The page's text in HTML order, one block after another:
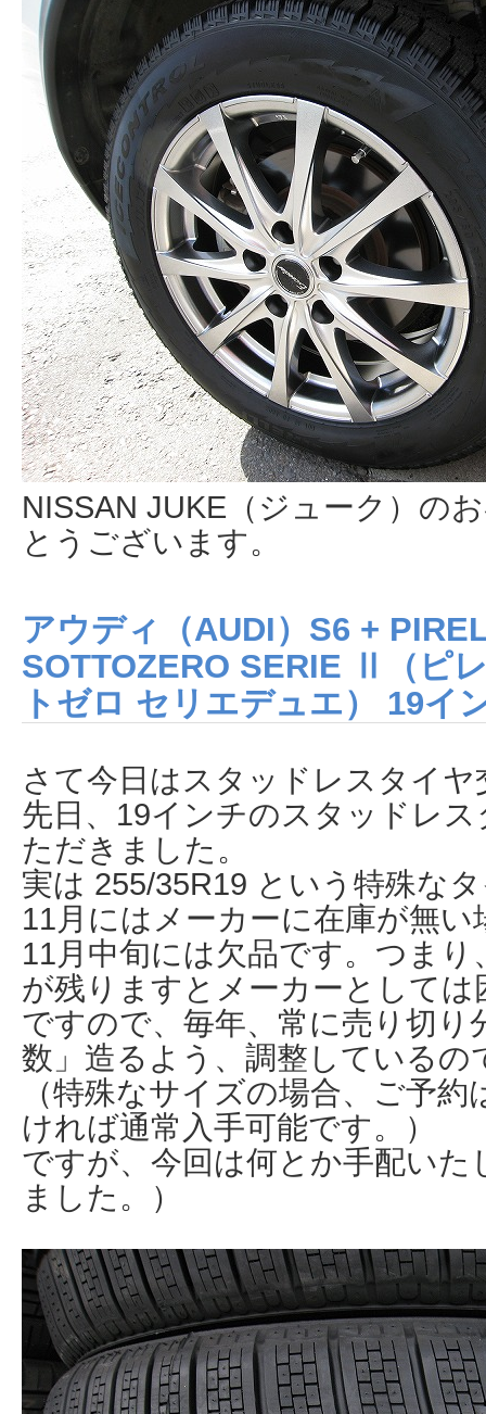
NISSAN JUKE（ジューク）の
とうございます。
アウディ（AUDI）S6 +
SOTTOZERO SERIE Ⅱ（ピ
トゼロ セリエデュエ） 19イ
さて今日はスタッドレスタイ
先日、19インチのスタッドレ
ただきました。
実は 255/35R19 という特殊な
11月にはメーカーに在庫が無
11月中旬には欠品です。つま
が残りますとメーカーとして
ですので、毎年、常に売り切り
数」造るよう、調整しているの
（特殊なサイズの場合、ご予
ければ通常入手可能です。）
ですが、今回は何とか手配いた
ました。）